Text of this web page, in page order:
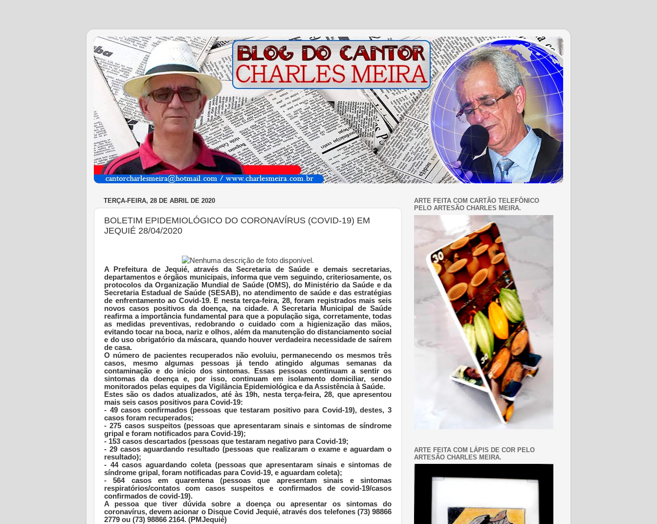
TERÇA-FEIRA, 28 DE ABRIL DE 2020
BOLETIM EPIDEMIOLÓGICO DO CORONAVÍRUS (COVID-19) EM
JEQUIÉ 28/04/2020
A Prefeitura de Jequié, através da Secretaria de Saúde e demais secretarias,
departamentos e órgãos municipais, informa que vem seguindo, criteriosamente, os
protocolos da Organização Mundial de Saúde (OMS), do Ministério da Saúde e da
Secretaria Estadual de Saúde (SESAB), no atendimento de saúde e das estratégias
de enfrentamento ao Covid-19. E nesta terça-feira, 28, foram registrados mais seis
novos casos positivos da doença, na cidade. A Secretaria Municipal de Saúde
reafirma a importância fundamental para que a população siga, corretamente, todas
as medidas preventivas, redobrando o cuidado com a higienização das mãos,
evitando tocar na boca, nariz e olhos, além da manutenção do distanciamento social
e do uso obrigatório da máscara, quando houver verdadeira necessidade de saírem
de casa.
O número de pacientes recuperados não evoluiu, permanecendo os mesmos três
casos, mesmo algumas pessoas já tendo atingido algumas semanas da
contaminação e do início dos sintomas. Essas pessoas continuam a sentir os
sintomas da doença e, por isso, continuam em isolamento domiciliar, sendo
monitorados pelas equipes da Vigilância Epidemiológica e da Assistência à Saúde.
Estes são os dados atualizados, até às 19h, nesta terça-feira, 28, que apresentou
mais seis casos positivos para Covid-19:
- 49 casos confirmados (pessoas que testaram positivo para Covid-19), destes, 3
casos foram recuperados;
- 275 casos suspeitos (pessoas que apresentaram sinais e sintomas de síndrome
gripal e foram notificados para Covid-19);
- 153 casos descartados (pessoas que testaram negativo para Covid-19;
- 29 casos aguardando resultado (pessoas que realizaram o exame e aguardam o
resultado);
- 44 casos aguardando coleta (pessoas que apresentaram sinais e sintomas de
síndrome gripal, foram notificadas para Covid-19, e aguardam coleta);
- 564 casos em quarentena (pessoas que apresentam sinais e sintomas
respiratórios/contatos com casos suspeitos e confirmados de covid-19/casos
confirmados de covid-19).
A pessoa que tiver dúvida sobre a doença ou apresentar os sintomas do
coronavírus, devem acionar o Disque Covid Jequié, através dos telefones (73) 98866
2779 ou (73) 98866 2164. (PMJequié)
ARTE FEITA COM CARTÃO TELEFÔNICO
PELO ARTESÃO CHARLES MEIRA.
ARTE FEITA COM LÁPIS DE COR PELO
ARTESÃO CHARLES MEIRA.